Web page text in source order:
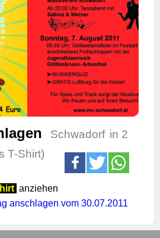
Schwadorf in 2
T-Shirt)
anziehen
anschlagen vom 30.07.2011